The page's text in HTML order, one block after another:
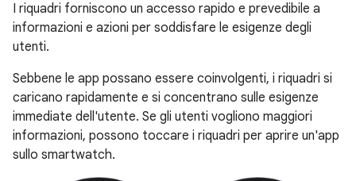
I riquadri forniscono un accesso rapido e prevedibile a
informazioni e azioni per soddisfare le esigenze degli
utenti.
Sebbene le app possano essere coinvolgenti, i riquadri si
caricano rapidamente e si concentrano sulle esigenze
immediate dell'utente. Se gli utenti vogliono maggiori
informazioni, possono toccare i riquadri per aprire un'app
sullo smartwatch.